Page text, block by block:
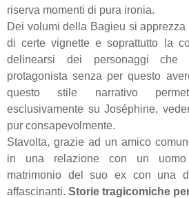
riserva momenti di pura ironia.
Dei volumi della Bagieu si
di certe vignette e soprattutto la
delinearsi dei personaggi che
protagonista senza per questo
questo stile narrativo
esclusivamente su Joséphine,
pur consapevolmente.
Stavolta, grazie ad un amico
in una relazione con un uomo
matrimonio del suo ex con una
affascinanti. Storie tragicomiche